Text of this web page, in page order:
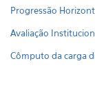
Progressão
Avaliação
Cômputo da carga